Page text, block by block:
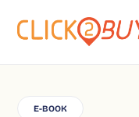
E-BOOK